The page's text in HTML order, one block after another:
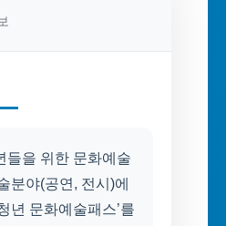
들을 위한 문화예술
분야(공연, 전시)에
년 문화예술패스’를